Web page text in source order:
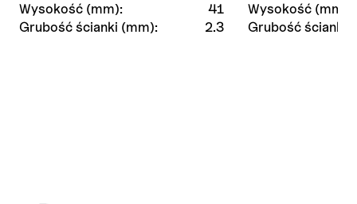
Wysokość (mm):
41
Grubość ścianki (mm):
2.3
Wysokość (mm):
Grubość ścianki